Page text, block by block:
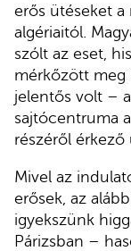
erős ütéseket
algériaitól.
szólt az eset,
mérkőzött meg
jelentős volt –
sajtócentruma
részéről érkező
Mivel az
erősek, az
igyekszünk
Párizsban –